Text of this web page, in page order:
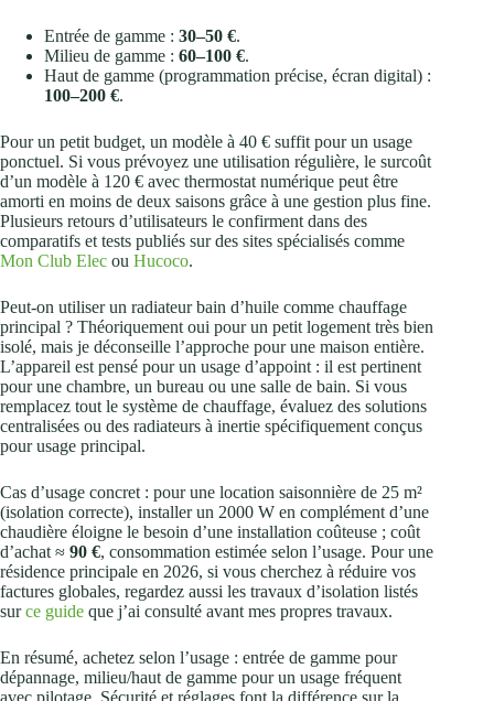
Entrée de gamme : 30–50 €.
Milieu de gamme : 60–100 €.
Haut de gamme (programmation précise, écran digital) :
100–200 €.
Pour un petit budget, un modèle à 40 € suffit pour un usage
ponctuel. Si vous prévoyez une utilisation régulière, le surcoût
d’un modèle à 120 € avec thermostat numérique peut être
amorti en moins de deux saisons grâce à une gestion plus fine.
Plusieurs retours d’utilisateurs le confirment dans des
comparatifs et tests publiés sur des sites spécialisés comme
Mon Club Elec ou Hucoco.
Peut-on utiliser un radiateur bain d’huile comme chauffage
principal ? Théoriquement oui pour un petit logement très bien
isolé, mais je déconseille l’approche pour une maison entière.
L’appareil est pensé pour un usage d’appoint : il est pertinent
pour une chambre, un bureau ou une salle de bain. Si vous
remplacez tout le système de chauffage, évaluez des solutions
centralisées ou des radiateurs à inertie spécifiquement conçus
pour usage principal.
Cas d’usage concret : pour une location saisonnière de 25 m²
(isolation correcte), installer un 2000 W en complément d’une
chaudière éloigne le besoin d’une installation coûteuse ; coût
d’achat ≈ 90 €, consommation estimée selon l’usage. Pour une
résidence principale en 2026, si vous cherchez à réduire vos
factures globales, regardez aussi les travaux d’isolation listés
surce guide que j’ai consulté avant mes propres travaux.
En résumé, achetez selon l’usage : entrée de gamme pour
dépannage, milieu/haut de gamme pour un usage fréquent
avec pilotage. Sécurité et réglages font la différence sur la